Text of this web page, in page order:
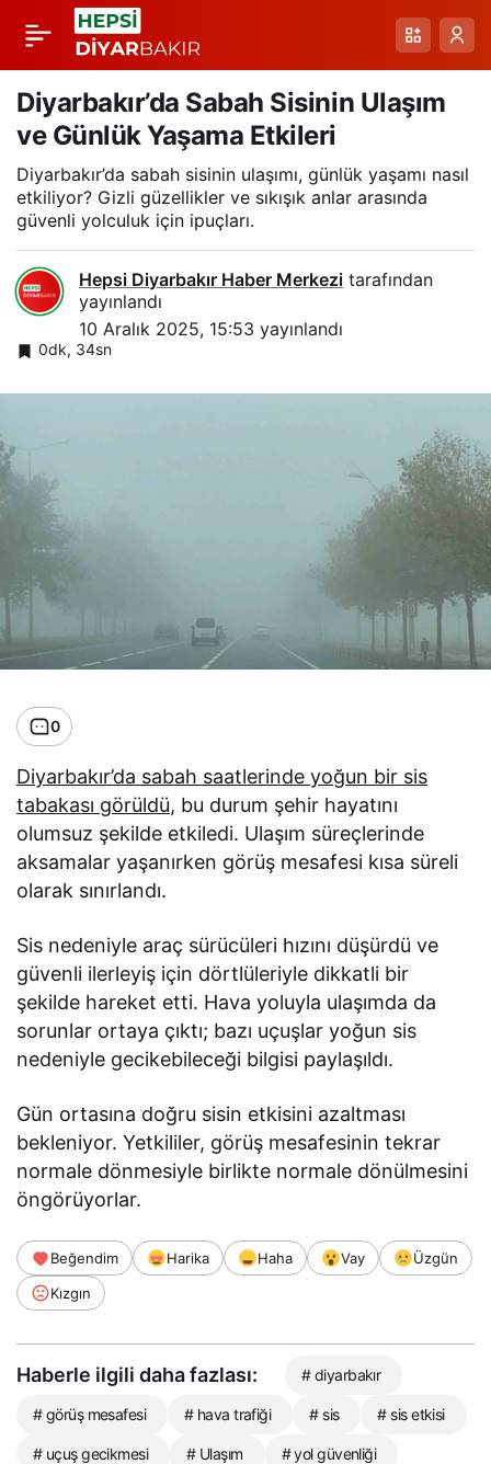
Diyarbakır’da Sabah Sisinin Ulaşım
ve Günlük Yaşama Etkileri
Diyarbakır’da sabah sisinin ulaşımı, günlük yaşamı nasıl
etkiliyor? Gizli güzellikler ve sıkışık anlar arasında
güvenli yolculuk için ipuçları.
Hepsi Diyarbakır Haber Merkezi tarafından
yayınlandı
10 Aralık 2025, 15:53 yayınlandı
0dk, 34sn
0
Diyarbakır’da sabah saatlerinde yoğun bir sis
tabakası görüldü, bu durum şehir hayatını
olumsuz şekilde etkiledi. Ulaşım süreçlerinde
aksamalar yaşanırken görüş mesafesi kısa süreli
olarak sınırlandı.
Sis nedeniyle araç sürücüleri hızını düşürdü ve
güvenli ilerleyiş için dörtlüleriyle dikkatli bir
şekilde hareket etti. Hava yoluyla ulaşımda da
sorunlar ortaya çıktı; bazı uçuşlar yoğun sis
nedeniyle gecikebileceği bilgisi paylaşıldı.
Gün ortasına doğru sisin etkisini azaltması
bekleniyor. Yetkililer, görüş mesafesinin tekrar
normale dönmesiyle birlikte normale dönülmesini
öngörüyorlar.
Beğendim Harika Haha Vay
Üzgün
Kızgın
Haberle ilgili daha fazlası: # diyarbakır
# görüş mesafesi # hava trafiği # sis # sis etkisi
# uçuş gecikmesi # Ulaşım # yol güvenliği
Sarıkamış’ta Erken
Gelen Kar: Bembeyaz
Bir Kış Masalı ve
Drone Görünümü
Paylaş